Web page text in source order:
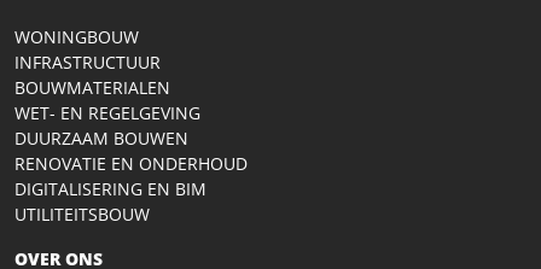
WONINGBOUW
INFRASTRUCTUUR
BOUWMATERIALEN
WET- EN REGELGEVING
DUURZAAM BOUWEN
RENOVATIE EN ONDERHOUD
DIGITALISERING EN BIM
UTILITEITSBOUW
OVER ONS